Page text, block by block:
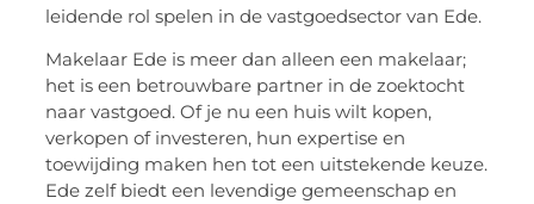
leidende rol spelen in de vastgoedsector van Ede.
Makelaar Ede is meer dan alleen een makelaar;
het is een betrouwbare partner in de zoektocht
naar vastgoed. Of je nu een huis wilt kopen,
verkopen of investeren, hun expertise en
toewijding maken hen tot een uitstekende keuze.
Ede zelf biedt een levendige gemeenschap en